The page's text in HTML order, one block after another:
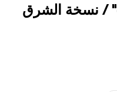
أولترامارين / 5جي / 6.7" / نسخة الشرق